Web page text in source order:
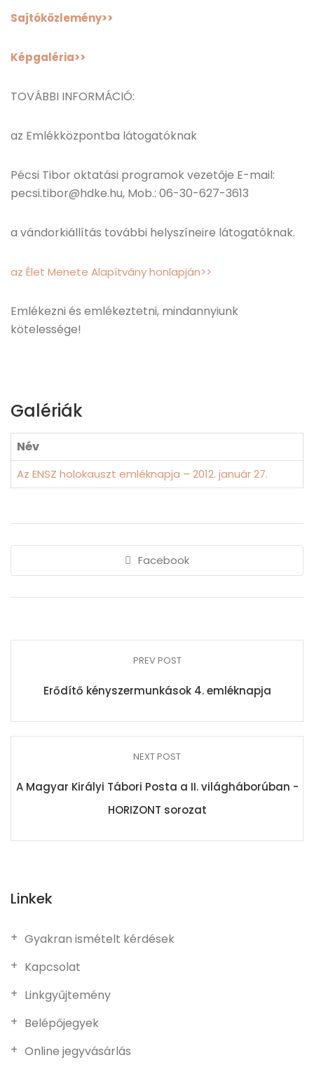
Sajtóközlemény>>
Képgaléria>>
TOVÁBBI INFORMÁCIÓ:
az Emlékközpontba látogatóknak
Pécsi Tibor oktatási programok vezetője E-mail:
pecsi.tibor@hdke.hu, Mob.: 06-30-627-3613
a vándorkiállítás további helyszíneire látogatóknak.
az Élet Menete Alapítvány honlapján>>
Emlékezni és emlékeztetni, mindannyiunk
kötelessége!
Galériák
Név
Az ENSZ holokauszt emléknapja – 2012. január 27.
Facebook
PREV POST
Erődítő kényszermunkások 4. emléknapja
NEXT POST
A Magyar Királyi Tábori Posta a II. világháborúban -
HORIZONT sorozat
Linkek
Gyakran ismételt kérdések
Kapcsolat
Linkgyűjtemény
Belépőjegyek
Online jegyvásárlás